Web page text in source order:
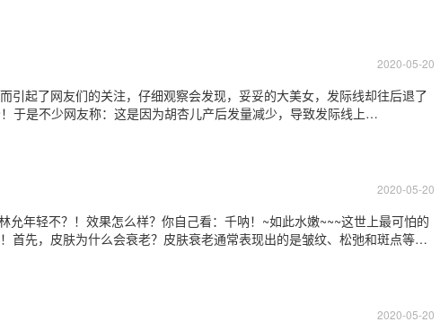
2020-05-20
引起了网友们的关注，仔细观察会发现，妥妥的大美女，发际线却往后退了
于是不少网友称：这是因为胡杏儿产后发量减少，导致发际线上
2020-05-20
允年轻不？！效果怎么样？你自己看：千呐！~如此水嫩~~~这世上最可怕的
首先，皮肤为什么会衰老？皮肤衰老通常表现出的是皱纹、松弛和斑点等
2020-05-20